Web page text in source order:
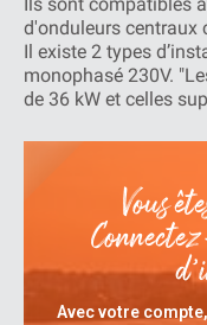
d'onduleurs centraux
Il existe 2 types
monophasé 230V.
de 36 kW et celles
Vous
Avec votre